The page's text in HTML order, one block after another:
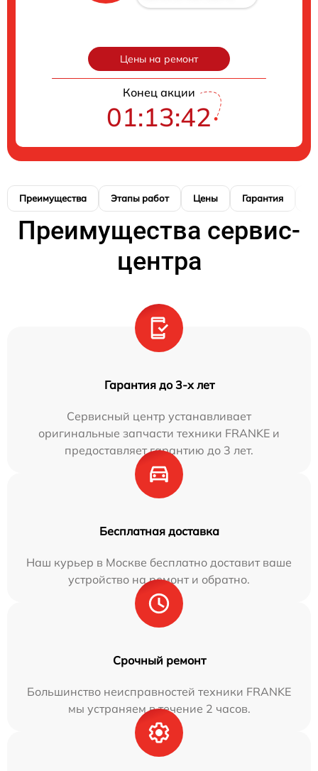
Цены на ремонт
Конец акции
01:13:41
Преимущества Этапы работ Цены Гарантия
Преимущества сервис-
центра
Гарантия до 3-х лет
Сервисный центр устанавливает
оригинальные запчасти техники FRANKE и
предоставляет гарантию до 3 лет.
Бесплатная доставка
Наш курьер в Москве бесплатно доставит ваше
устройство на ремонт и обратно.
Срочный ремонт
Большинство неисправностей техники FRANKE
мы устраняем в течение 2 часов.